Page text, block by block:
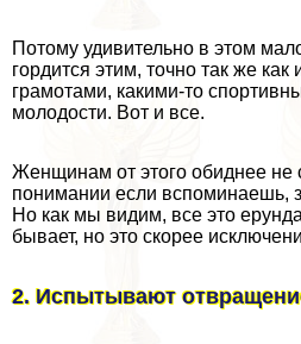
Потому удивительно в этом
гордится этим, точно так же
грамотами, какими-то
молодости. Вот и все.
Женщинам от этого обиднее не
понимании если вспоминаешь,
Но как мы видим, все это
бывает, но это скорее
2. Испытывают